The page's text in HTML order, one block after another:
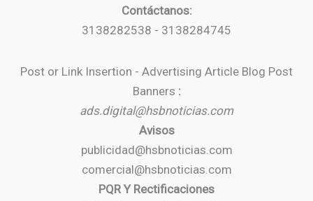
Contáctanos:
3138282538 - 3138284745
Post or Link Insertion - Advertising Article Blog Post
Banners :
ads.digital@hsbnoticias.com
Avisos
publicidad@hsbnoticias.com
comercial@hsbnoticias.com
PQR Y Rectificaciones